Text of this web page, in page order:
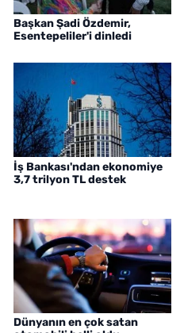
Başkan Şadi Özdemir,
Esentepeliler'i dinledi
İş Bankası'ndan ekonomiye
3,7 trilyon TL destek
Dünyanın en çok satan